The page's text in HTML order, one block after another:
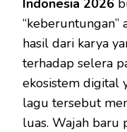
“keberuntungan”
hasil dari karya
terhadap selera
ekosistem digital
lagu tersebut
luas. Wajah baru